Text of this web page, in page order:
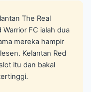
The Real
Warrior FC ialah dua
mereka hampir
Kelantan Red
itu dan bakal